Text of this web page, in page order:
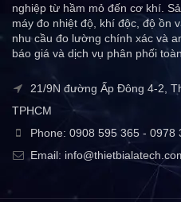
nghiệp từ hầm mỏ đến cơ khí.
máy đo nhiệt độ, khí độc, độ ồn
nhu cầu đo lường chính xác và
báo giá và dịch vụ phân phối toàn
21/9N đường Ấp Đông 4-2,
TPHCM
Phone: 0908 595 365 - 0978
Email: